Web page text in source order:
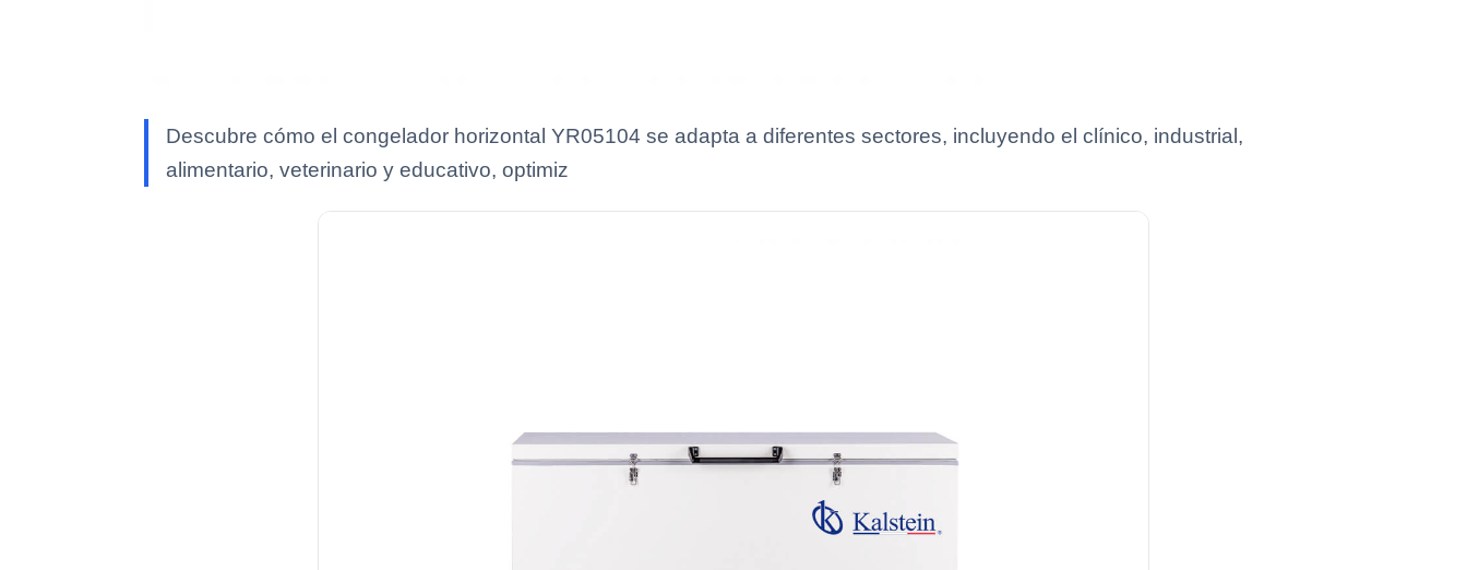
Descubre cómo el congelador horizontal YR05104 se adapta a diferentes sectores, incluyendo el clínico, industrial,
alimentario, veterinario y educativo, optimiz